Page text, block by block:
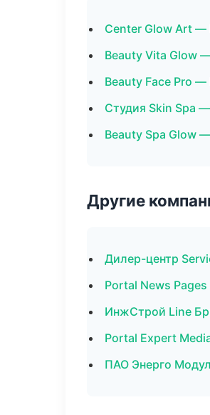
Center Glow Art
Beauty Vita Glow
Beauty Face Pro
Студия Skin Spa
Beauty Spa Glow
Другие
Дилер-центр
Portal News
ИнжСтрой Line
Portal Expert
ПАО Энерго